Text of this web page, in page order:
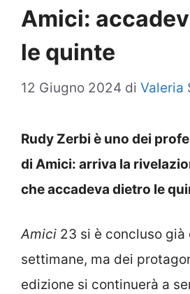
Amici:
le quinte
12 Giugno 2024 di Valeria
Rudy Zerbi è uno dei
di Amici: arriva la
che accadeva dietro le
Amici 23 si è concluso già
settimane, ma dei
edizione si continuerà a